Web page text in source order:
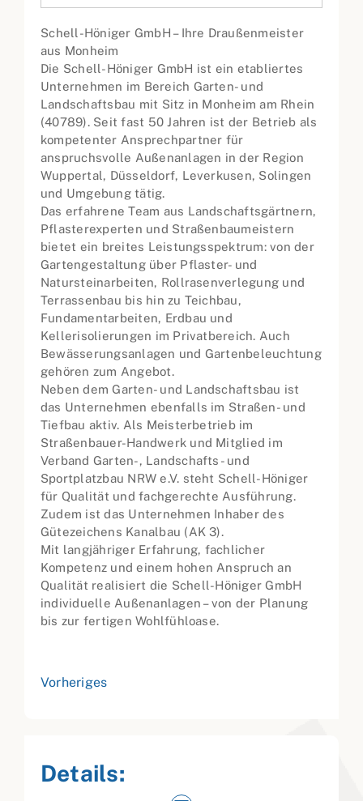
Schell-Höniger GmbH – Ihre Draußenmeister
aus Monheim
Die Schell-Höniger GmbH ist ein etabliertes
Unternehmen im Bereich Garten- und
Landschaftsbau mit Sitz in Monheim am Rhein
(40789). Seit fast 50 Jahren ist der Betrieb als
kompetenter Ansprechpartner für
anspruchsvolle Außenanlagen in der Region
Wuppertal, Düsseldorf, Leverkusen, Solingen
und Umgebung tätig.
Das erfahrene Team aus Landschaftsgärtnern,
Pflasterexperten und Straßenbaumeistern
bietet ein breites Leistungsspektrum: von der
Gartengestaltung über Pflaster- und
Natursteinarbeiten, Rollrasenverlegung und
Terrassenbau bis hin zu Teichbau,
Fundamentarbeiten, Erdbau und
Kellerisolierungen im Privatbereich. Auch
Bewässerungsanlagen und Gartenbeleuchtung
gehören zum Angebot.
Neben dem Garten- und Landschaftsbau ist
das Unternehmen ebenfalls im Straßen- und
Tiefbau aktiv. Als Meisterbetrieb im
Straßenbauer-Handwerk und Mitglied im
Verband Garten-, Landschafts- und
Sportplatzbau NRW e.V. steht Schell-Höniger
für Qualität und fachgerechte Ausführung.
Zudem ist das Unternehmen Inhaber des
Gütezeichens Kanalbau (AK 3).
Mit langjähriger Erfahrung, fachlicher
Kompetenz und einem hohen Anspruch an
Qualität realisiert die Schell-Höniger GmbH
individuelle Außenanlagen – von der Planung
bis zur fertigen Wohlfühloase.
Vorheriges
Details: